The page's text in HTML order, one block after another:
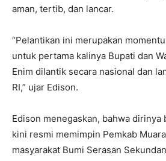
aman, tertib, dan lancar.
“Pelantikan ini merupakan
untuk pertama kalinya Bupati dan
Enim dilantik secara nasional dan
RI,” ujar Edison.
Edison menegaskan, bahwa dirinya
kini resmi memimpin Pemkab
masyarakat Bumi Serasan